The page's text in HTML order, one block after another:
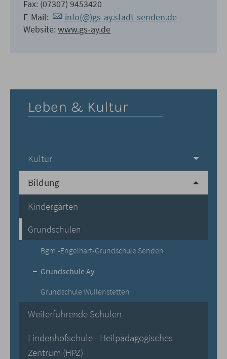
Fax: (07307) 9453420
E-Mail:
info(@)gs-ay.stadt-senden.de
Website:www.gs-ay.de
Leben & Kultur
Kultur
Bildung
Kindergärten
Grundschulen
Bgm.-Engelhart-Grundschule Senden
Grundschule Ay
Grundschule Wullenstetten
Weiterführende Schulen
Lindenhofschule - Heilpädagogisches
Zentrum (HPZ)